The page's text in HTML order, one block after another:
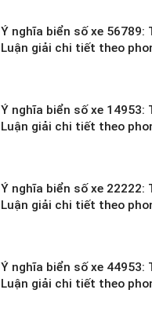
Ý nghĩa biển số xe 56789:
Luận giải chi tiết theo
Ý nghĩa biển số xe 14953:
Luận giải chi tiết theo
Ý nghĩa biển số xe 22222:
Luận giải chi tiết theo
Ý nghĩa biển số xe 44953:
Luận giải chi tiết theo